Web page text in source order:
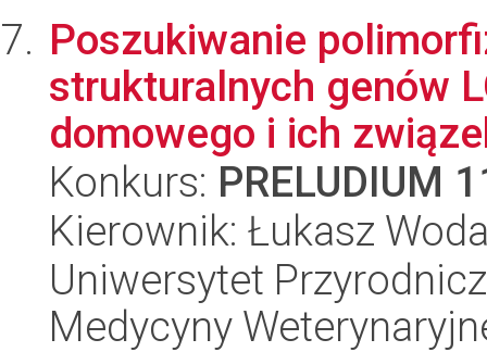
Poszukiwanie
strukturalnych genów
domowego i ich
Konkurs: PRELUDIUM
Kierownik: Łukasz
Uniwersytet
Medycyny